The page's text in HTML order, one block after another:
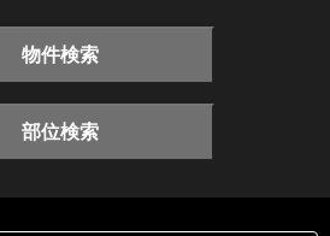
物件検索
部位検索